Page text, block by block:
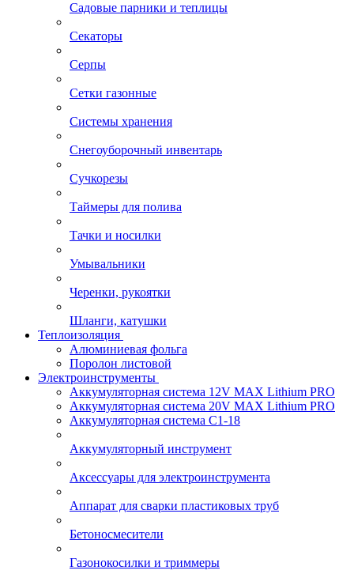
Садовые парники и теплицы
Секаторы
Серпы
Сетки газонные
Системы хранения
Снегоуборочный инвентарь
Сучкорезы
Таймеры для полива
Тачки и носилки
Умывальники
Черенки, рукоятки
Шланги, катушки
Теплоизоляция
Алюминиевая фольга
Поролон листовой
Электроинструменты
Аккумуляторная система 12V MAX Lithium PRO
Аккумуляторная система 20V MAX Lithium PRO
Аккумуляторная система С1-18
Аккумуляторный инструмент
Аксессуары для электроинструмента
Аппарат для сварки пластиковых труб
Бетоносмесители
Газонокосилки и триммеры